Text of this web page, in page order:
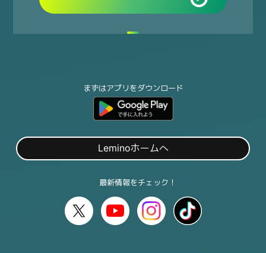
まずはアプリをダウンロード
Leminoホームへ
最新情報をチェック！